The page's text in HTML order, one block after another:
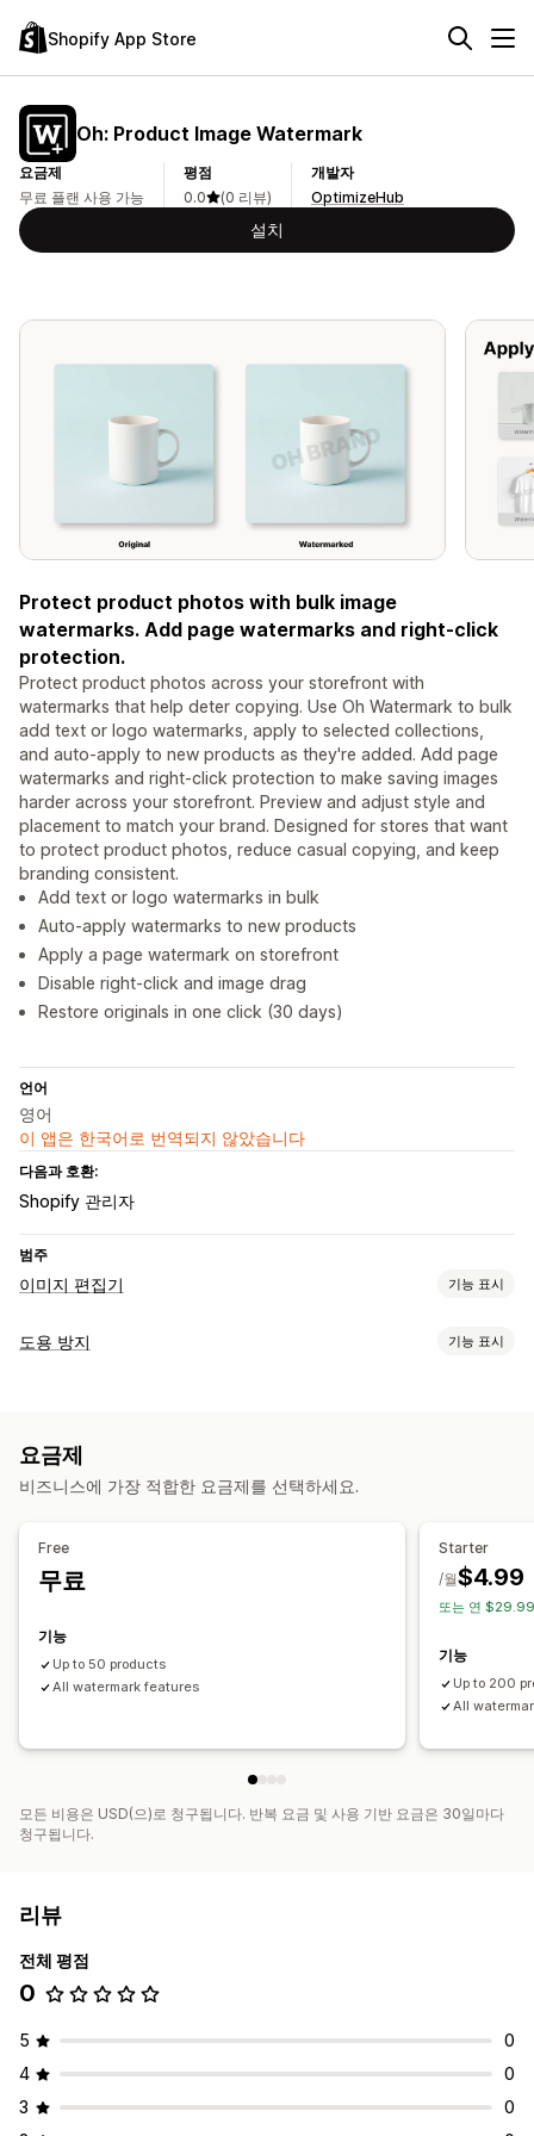
Shopify App Store
Oh: Product Image Watermark
요금제
무료 플랜 사용 가능
평점
0.0
(0 리뷰)
개발자
OptimizeHub
설치
Protect product photos with bulk image
watermarks. Add page watermarks and right-click
protection.
Protect product photos across your storefront with
watermarks that help deter copying. Use Oh Watermark to bulk
add text or logo watermarks, apply to selected collections,
and auto-apply to new products as they're added. Add page
watermarks and right-click protection to make saving images
harder across your storefront. Preview and adjust style and
placement to match your brand. Designed for stores that want
to protect product photos, reduce casual copying, and keep
branding consistent.
Add text or logo watermarks in bulk
Auto-apply watermarks to new products
Apply a page watermark on storefront
Disable right-click and image drag
Restore originals in one click (30 days)
언어
영어
이 앱은 한국어로 번역되지 않았습니다
다음과 호환:
Shopify 관리자
범주
이미지 편집기 기능 표시
이미지 최적화
도용 방지 기능 표시
차단된 작업
워터마크
요금제
비즈니스에 가장 적합한 요금제를 선택하세요.
Free
무료
기능
Up to 50 products
All watermark features
Starter
$4.99
/월
또는 연
기능
Up to 200
All
모든 비용은 USD(으)로 청구됩니다. 반복 요금 및 사용 기반 요금은 30일마다
청구됩니다.
리뷰
전체 평점
0
5
0
4
0
3
0